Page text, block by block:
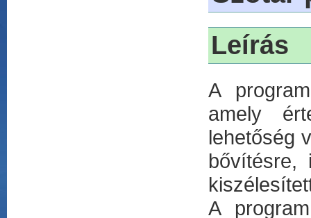
Leírás
A
amely
lehetőség
bővítésre,
A